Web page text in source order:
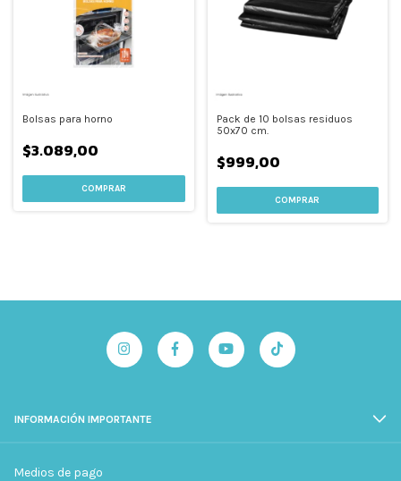
Bolsas para horno
$3.089,00
Pack de 10 bolsas residuos
50x70 cm.
$999,00
INFORMACIÓN IMPORTANTE
Medios de pago